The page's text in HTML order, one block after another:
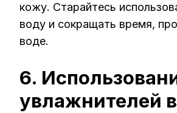
кожу. Старайтесь
воду и сокращать время,
воде.
6.
увлажнителей